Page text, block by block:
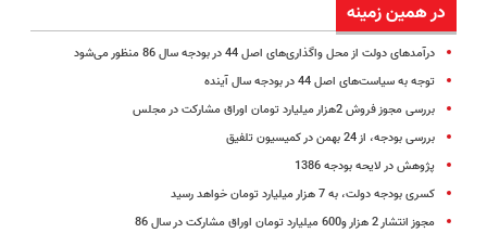
در همین زمینه
درآمدهای دولت از محل واگذاری‌های اصل 44 در بودجه سال 86 منظور می‌شود
توجه به سیاست‌های اصل 44 در بودجه سال آینده
بررسی مجوز فروش 2هزار میلیارد تومان اوراق مشارکت در مجلس
بررسی بودجه، از 24 بهمن در کمیسیون تلفیق
پژوهش در لایحه بودجه 1386
کسری بودجه دولت، به 7 هزار میلیارد تومان خواهد رسید
مجوز انتشار 2 هزار و600 میلیارد تومان اوراق مشارکت در سال 86